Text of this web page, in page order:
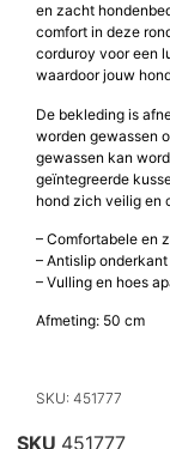
en zacht
comfort in deze
corduroy voor een
waardoor jouw
De bekleding is
worden gewassen
gewassen kan
geïntegreerde
hond zich veilig en
– Comfortabele en
– Antislip
– Vulling en hoes
Afmeting: 50 cm
SKU: 451777
SKU 451777